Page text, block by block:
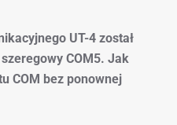
UT-4 został
COM5. Jak
COM bez ponownej